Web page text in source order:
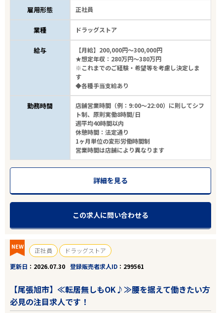
雇用形態 正社員
業種 ドラッグストア
給与
【月給】200,000円～300,000円
★想定年収：280万円～380万円
※これまでのご経験・希望等を考慮し決定しま
す
◆各種手当支給あり
勤務時間
店舗営業時間（例：9:00～22:00）に則してシフ
ト制、原則実働8時間/日
週平均40時間以内
休憩時間：法定通り
1ヶ月単位の変形労働時間制
営業時間は店舗により異なります
詳細を見る
この求人に問い合わせる
NEW 正社員
ドラッグストア
更新日
2026.07.30 登録販売者求人ID 299561
【尾張旭市】≪転居無しもOK♪≫腰を据えて働きたい方
必見の注目求人です！